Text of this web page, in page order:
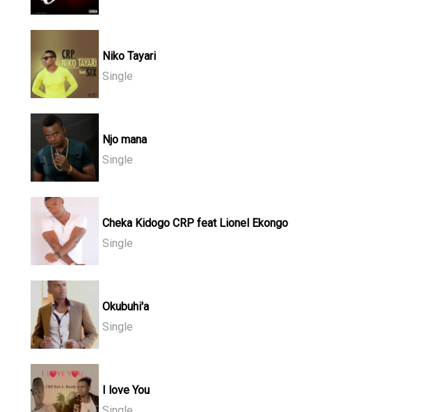
Niko Tayari
Single
Njo mana
Single
Cheka Kidogo CRP feat Lionel Ekongo
Single
Okubuhi'a
Single
I love You